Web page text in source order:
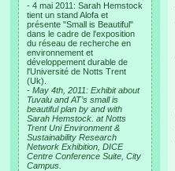
- 4 mai 2011: Sarah Hemstock
tient un stand Alofa et
présente "Small is Beautiful"
dans le cadre de l'exposition
du réseau de recherche en
environnement et
développement durable de
l'Université de Notts Trent
(Uk).
- May 4th, 2011: Exhibit about
Tuvalu and AT’s small is
beautiful plan by and with
Sarah Hemstock. at Notts
Trent Uni Environment &
Sustainability Research
Network Exhibition, DICE
Centre Conference Suite, City
Campus.